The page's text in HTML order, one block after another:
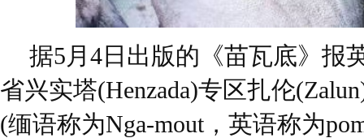
据5月4日出版的《苗瓦底》报
省兴实塔(Henzada)专区扎伦
(缅语称为Nga-mout，英语称为